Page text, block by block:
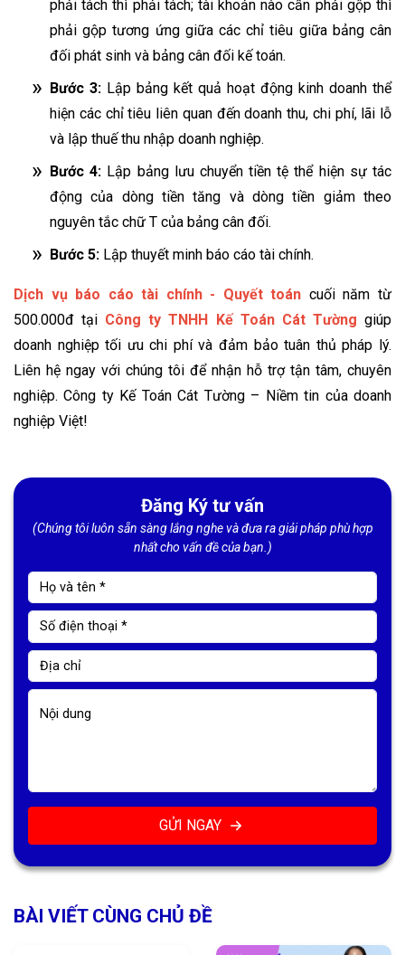
phải tách thì phải tách; tài khoản nào cần phải gộp thì
phải gộp tương ứng giữa các chỉ tiêu giữa bảng cân
đối phát sinh và bảng cân đối kế toán.
Bước 3: Lập bảng kết quả hoạt động kinh doanh thể
hiện các chỉ tiêu liên quan đến doanh thu, chi phí, lãi lỗ
và lập thuế thu nhập doanh nghiệp.
Bước 4: Lập bảng lưu chuyển tiền tệ thể hiện sự tác
động của dòng tiền tăng và dòng tiền giảm theo
nguyên tắc chữ T của bảng cân đối.
Bước 5: Lập thuyết minh báo cáo tài chính.
Dịch vụ báo cáo tài chính - Quyết toán cuối năm từ
500.000đ tại Công ty TNHH Kế Toán Cát Tường giúp
doanh nghiệp tối ưu chi phí và đảm bảo tuân thủ pháp lý.
Liên hệ ngay với chúng tôi để nhận hỗ trợ tận tâm, chuyên
nghiệp. Công ty Kế Toán Cát Tường – Niềm tin của doanh
nghiệp Việt!
Đăng Ký tư vấn
(Chúng tôi luôn sẵn sàng lắng nghe và đưa ra giải pháp phù hợp
nhất cho vấn đề của bạn.)
GỬI NGAY
BÀI VIẾT CÙNG CHỦ ĐỀ